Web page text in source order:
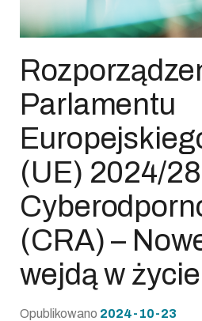
Parlamentu
(UE) 2024/
(CRA) –
wejdą w
Opublikowano 2024-10-23